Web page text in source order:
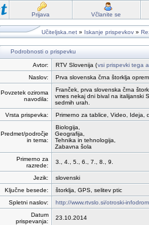
Prijava Včlanite se
Učiteljska.net » Iskanje prispevkov »
Podrobnosti o prispevku
Avtor: RTV Slovenija (vsi prispevki tega
Naslov:
Prva slovenska črna štorklja
Povzetek oziroma
navodila:
Franček, prva slovenska črna
vmes nekaj dni bival na italijanski
sedmih urah.
Vrsta prispevka:
Primerno za tablice, Video, Ideja,
Predmet/področje
in tema:
Biologija,
Geografija,
Tehnika in tehnologija,
Zabavna šola
Primerno za
razrede:
3., 4., 5., 6., 7., 8., 9.
Jezik:
slovenski
Ključne besede:
štorklja, GPS, selitev ptic
Spletni naslov:
http://www.rtvslo.si/otroski-
Datum
prispevanja:
23.10.2014